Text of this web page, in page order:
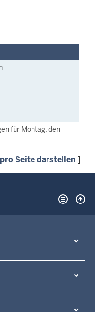
für Montag, den
Seite darstellen ]